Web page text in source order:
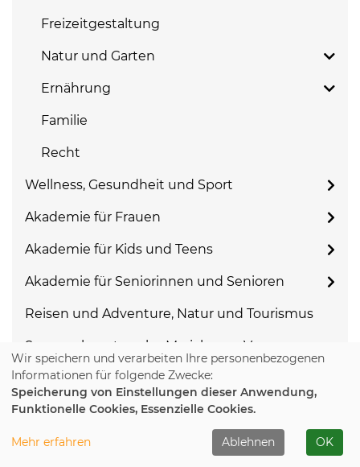
Freizeitgestaltung
Natur und Garten
Ernährung
Familie
Recht
Wellness, Gesundheit und Sport
Akademie für Frauen
Akademie für Kids und Teens
Akademie für Seniorinnen und Senioren
Reisen und Adventure, Natur und Tourismus
Sommerkunstwoche Mariaberg e.V.
Beginn
Ort
Wir speichern und verarbeiten Ihre personenbezogenen
Informationen für folgende Zwecke:
Speicherung von Einstellungen dieser Anwendung,
Funktionelle Cookies, Essenzielle Cookies.
Mehr erfahren Ablehnen OK